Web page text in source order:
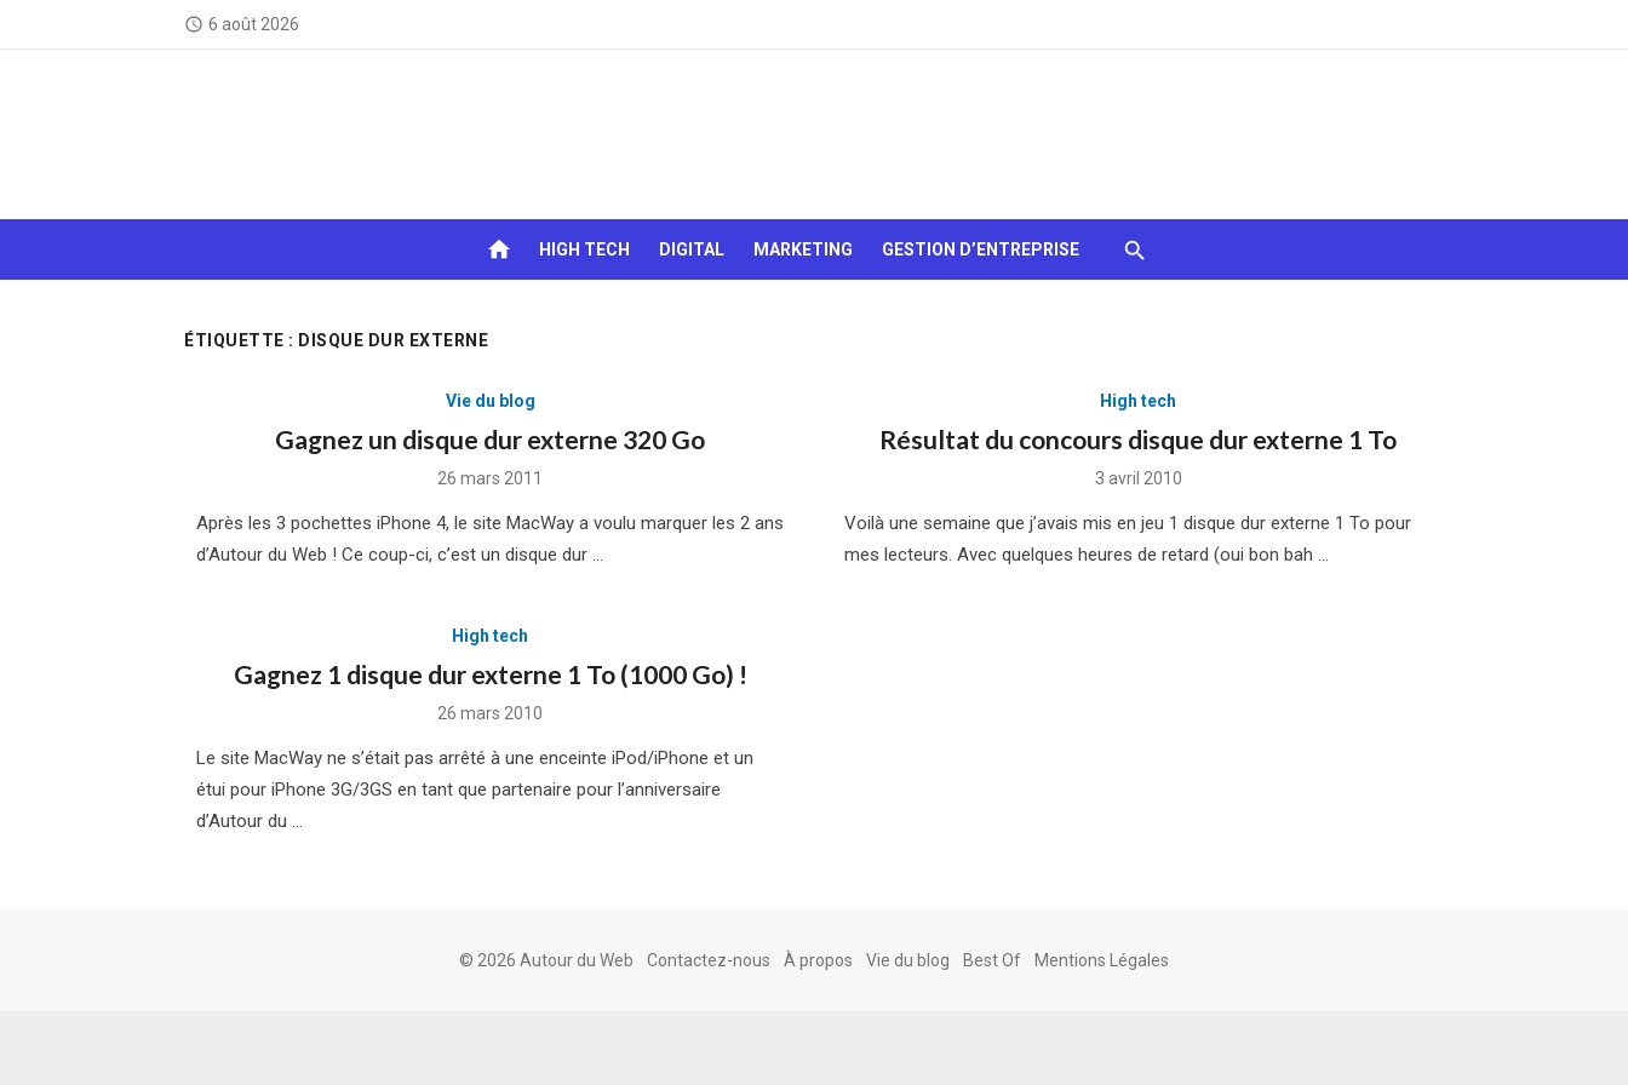
access_time 6 août 2026
chocolats…
home HIGH TECH DIGITAL MARKETING GESTION D’ENTREPRISE
ÉTIQUETTE : DISQUE DUR EXTERNE
Vie du blog
Gagnez un disque dur externe 320 Go
Posted
26 mars 2011
Après les 3 pochettes iPhone 4, le site MacWay a voulu marquer les 2 ans
d’Autour du Web ! Ce coup-ci, c’est un disque dur …
High tech
Résultat du concours disque dur externe 1 To
Posted
3 avril 2010
Voilà une semaine que j’avais mis en jeu 1 disque dur externe 1 To pour
mes lecteurs. Avec quelques heures de retard (oui bon bah …
High tech
Gagnez 1 disque dur externe 1 To (1000 Go) !
Posted
26 mars 2010
Le site MacWay ne s’était pas arrêté à une enceinte iPod/iPhone et un
étui pour iPhone 3G/3GS en tant que partenaire pour l’anniversaire
d’Autour du …
© 2026 Autour du Web Contactez-nous À propos Vie du blog Best Of Mentions Légales